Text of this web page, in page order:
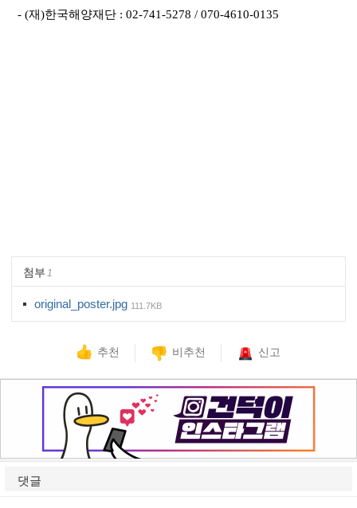
- (재)한국해양재단 : 02-741-5278 / 070-4610-0135
첨부 1
original_poster.jpg 111.7KB
추천 비추천 신고
댓글